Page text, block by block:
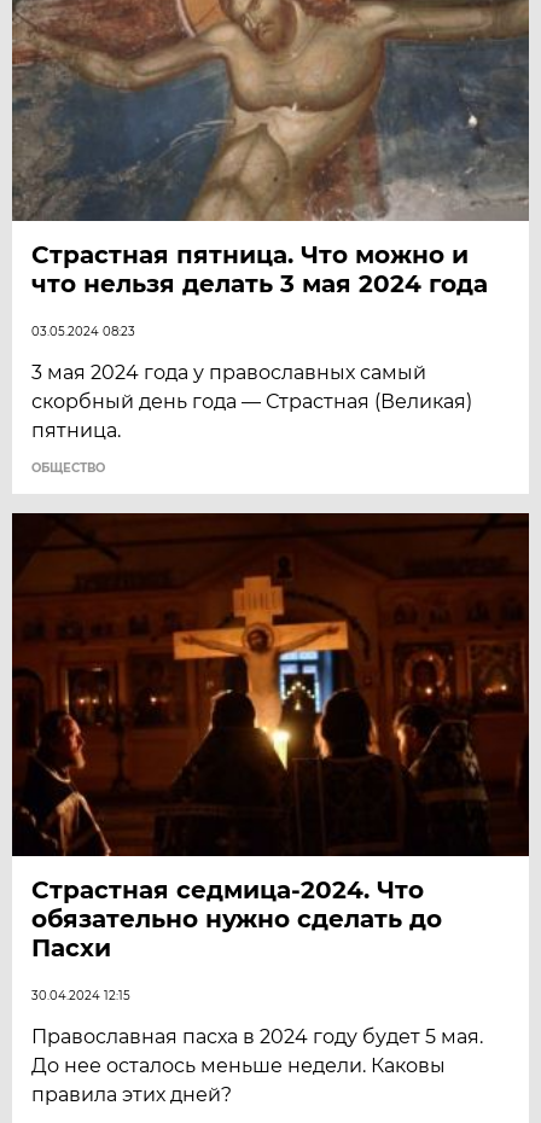
Страстная пятница. Что можно и
что нельзя делать 3 мая 2024 года
03.05.2024 08:23
3 мая 2024 года у православных самый
скорбный день года — Страстная (Великая)
пятница.
ОБЩЕСТВО
Страстная седмица-2024. Что
обязательно нужно сделать до
Пасхи
30.04.2024 12:15
Православная пасха в 2024 году будет 5 мая.
До нее осталось меньше недели. Каковы
правила этих дней?